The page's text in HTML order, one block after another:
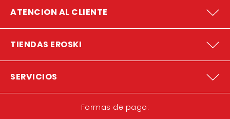
ATENCION AL CLIENTE
TIENDAS EROSKI
SERVICIOS
Formas de pago: